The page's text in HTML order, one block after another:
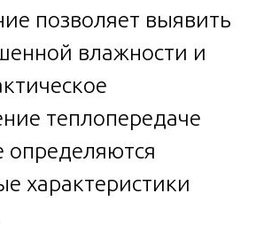
позволяет выявить
влажности и
теплопередаче
определяются
характеристики